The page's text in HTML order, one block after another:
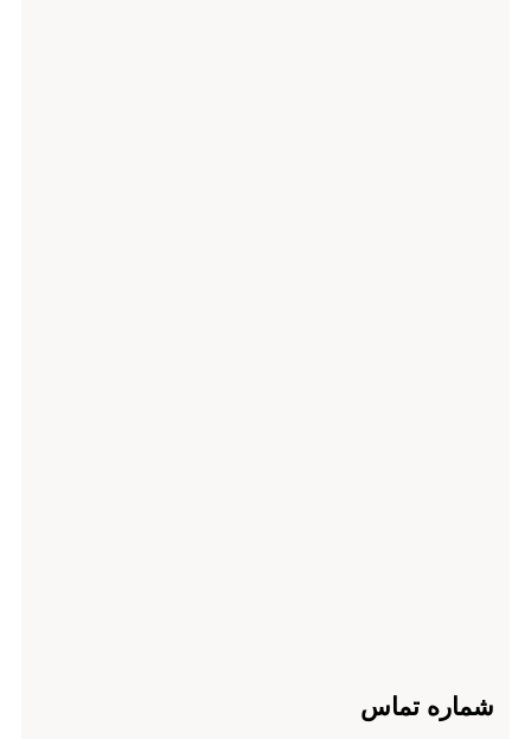
شماره تماس